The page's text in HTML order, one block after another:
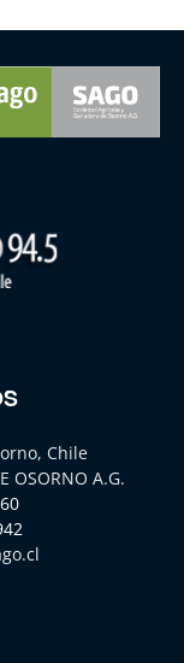
Chile
OSORNO A.G.